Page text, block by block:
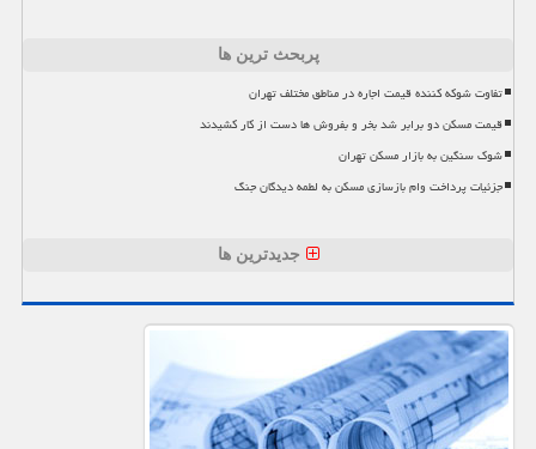
پربحث ترین ها
تفاوت شوکه کننده قیمت اجاره در مناطق مختلف تهران
قیمت مسکن دو برابر شد بخر و بفروش ها دست از کار کشیدند
شوک سنگین به بازار مسکن تهران
جزئیات پرداخت وام بازسازی مسکن به لطمه دیدگان جنگ
جدیدترین ها